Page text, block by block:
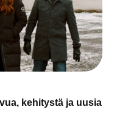
kehitystä ja uusia